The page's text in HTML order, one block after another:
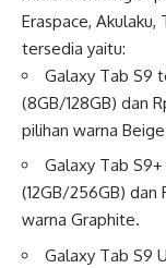
Eraspace,
tersedia yaitu:
Galaxy Tab S9
(8GB/128GB) dan
pilihan warna
Galaxy Tab
(12GB/256GB) dan
warna Graphite.
Galaxy Tab S9